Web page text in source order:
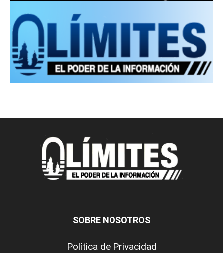
SOBRE NOSOTROS
Política de Privacidad